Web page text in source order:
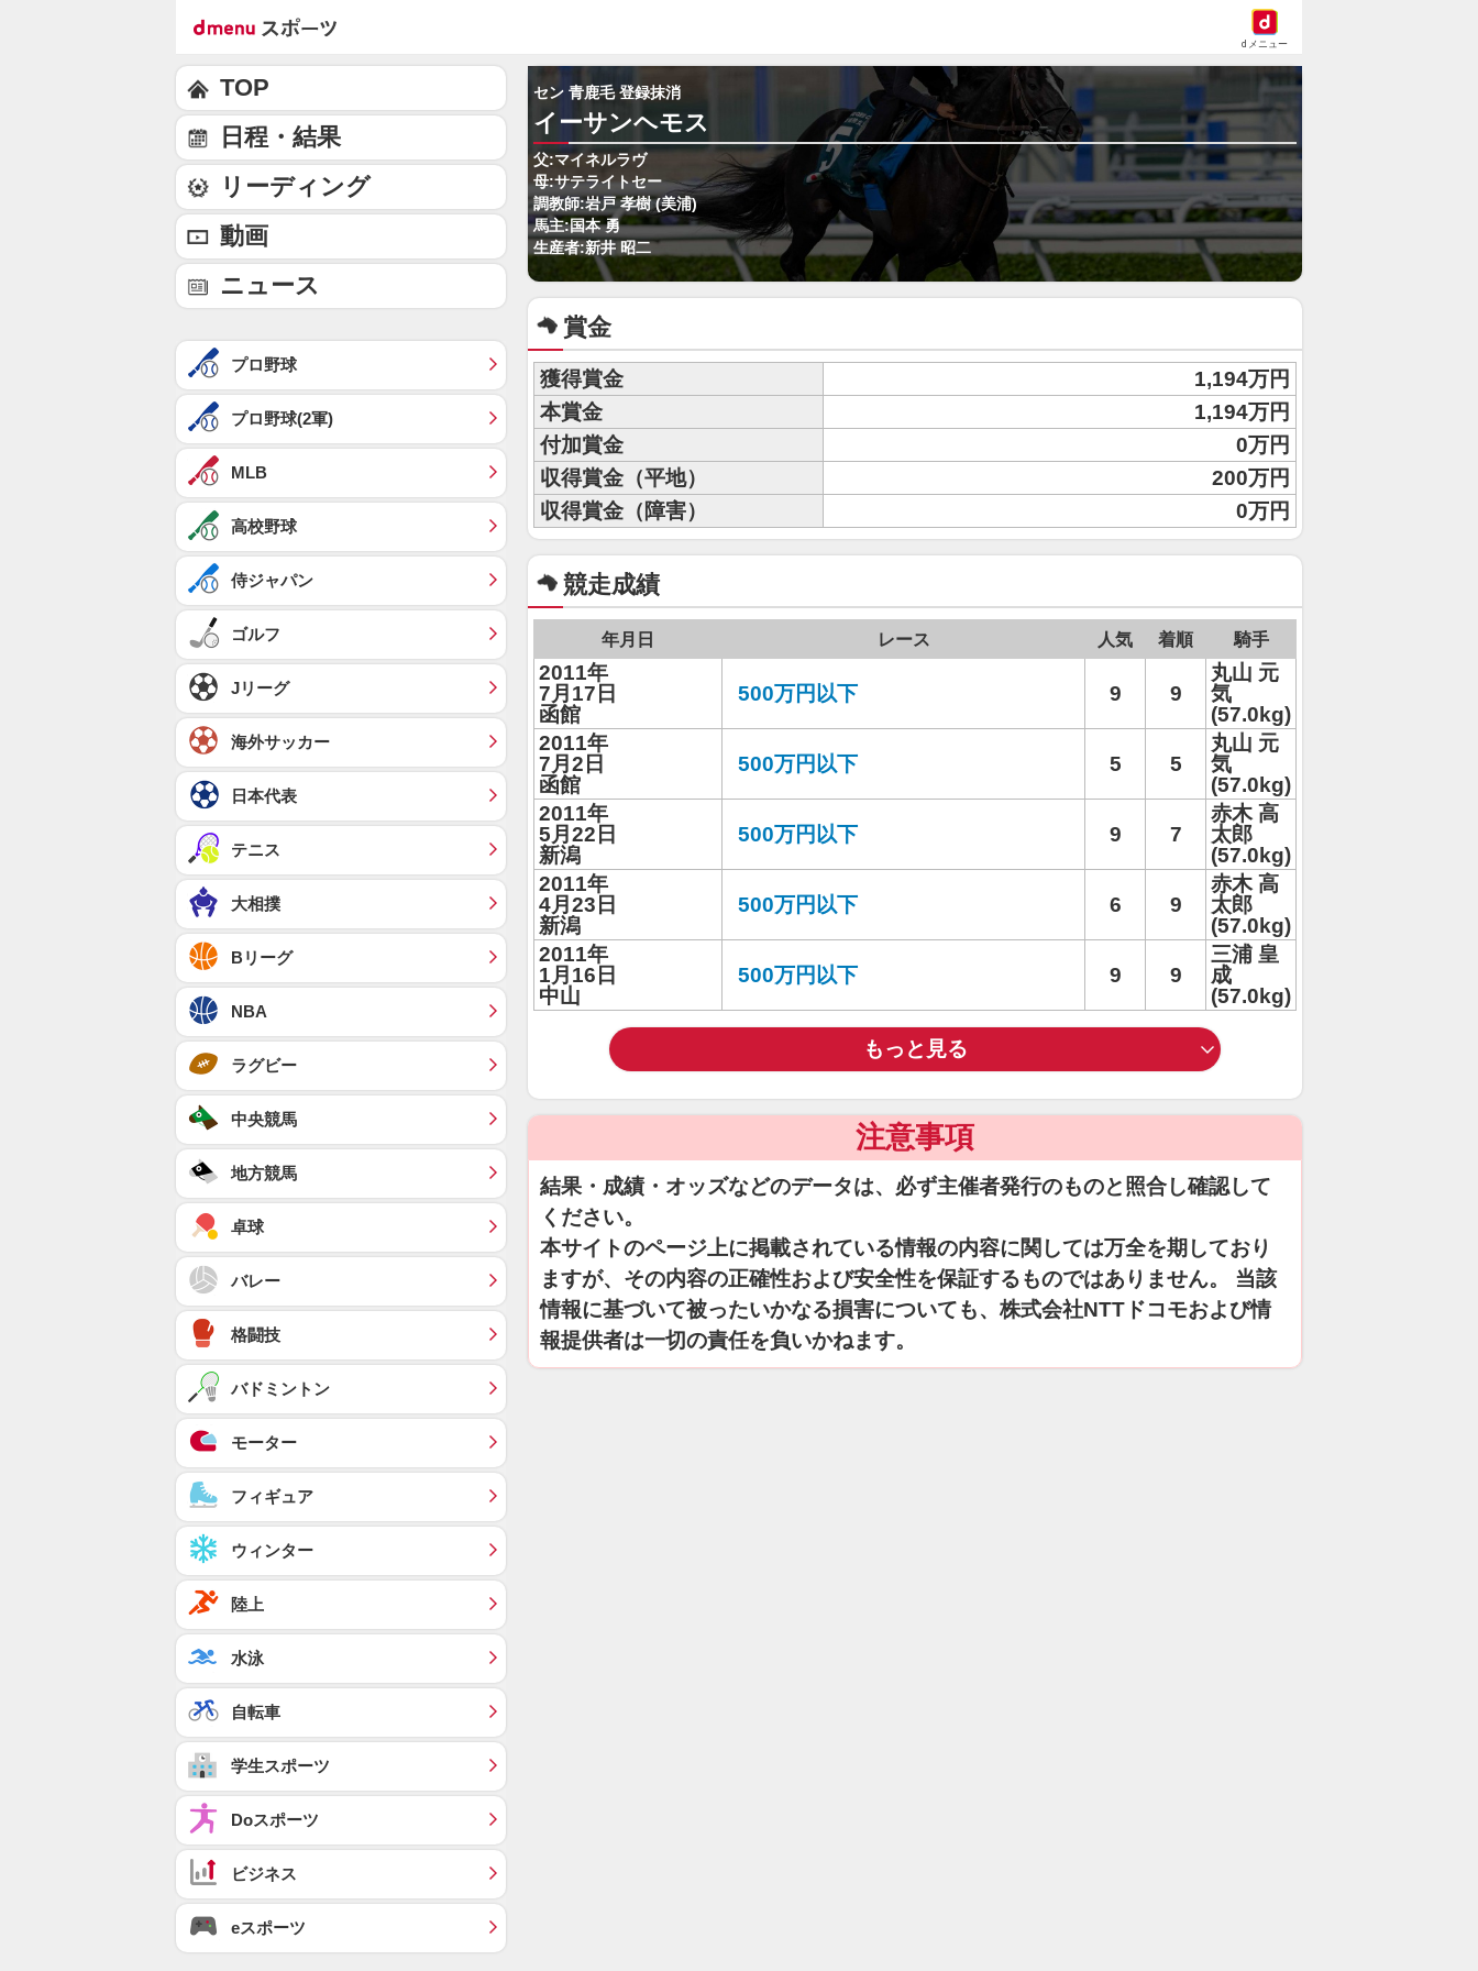
dメニュー
セン 青鹿毛 登録抹消
イーサンヘモス
父:マイネルラヴ
母:サテライトセー
調教師:岩戸 孝樹 (美浦)
馬主:国本 勇
生産者:新井 昭二
賞金
獲得賞金
1,194万円
本賞金
1,194万円
付加賞金
0万円
収得賞金（平地）
200万円
収得賞金（障害）
0万円
競走成績
年月日 レース 人気 着順 騎手
2011年
7月17日
函館
500万円以下 9 9
丸山 元
気
(57.0kg)
2011年
7月2日
函館
500万円以下 5 5
丸山 元
気
(57.0kg)
2011年
5月22日
新潟
500万円以下 9 7
赤木 高
太郎
(57.0kg)
2011年
4月23日
新潟
500万円以下 6 9
赤木 高
太郎
(57.0kg)
2011年
1月16日
中山
500万円以下 9 9
三浦 皇
成
(57.0kg)
もっと見る
注意事項
結果・成績・オッズなどのデータは、必ず主催者発行のものと照合し確認して
ください。
本サイトのページ上に掲載されている情報の内容に関しては万全を期しており
ますが、その内容の正確性および安全性を保証するものではありません。 当該
情報に基づいて被ったいかなる損害についても、株式会社NTTドコモおよび情
報提供者は一切の責任を負いかねます。
TOP
日程・結果
リーディング
動画
ニュース
プロ野球
プロ野球(2軍)
MLB
高校野球
侍ジャパン
ゴルフ
Jリーグ
海外サッカー
日本代表
テニス
大相撲
Bリーグ
NBA
ラグビー
中央競馬
地方競馬
卓球
バレー
格闘技
バドミントン
モーター
フィギュア
ウィンター
陸上
水泳
自転車
学生スポーツ
Doスポーツ
ビジネス
eスポーツ